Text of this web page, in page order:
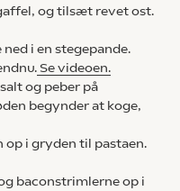
og tilsæt revet ost.
i en stegepande.
Se videoen.
og peber på
begynder at koge,
i gryden til pastaen.
baconstrimlerne op i